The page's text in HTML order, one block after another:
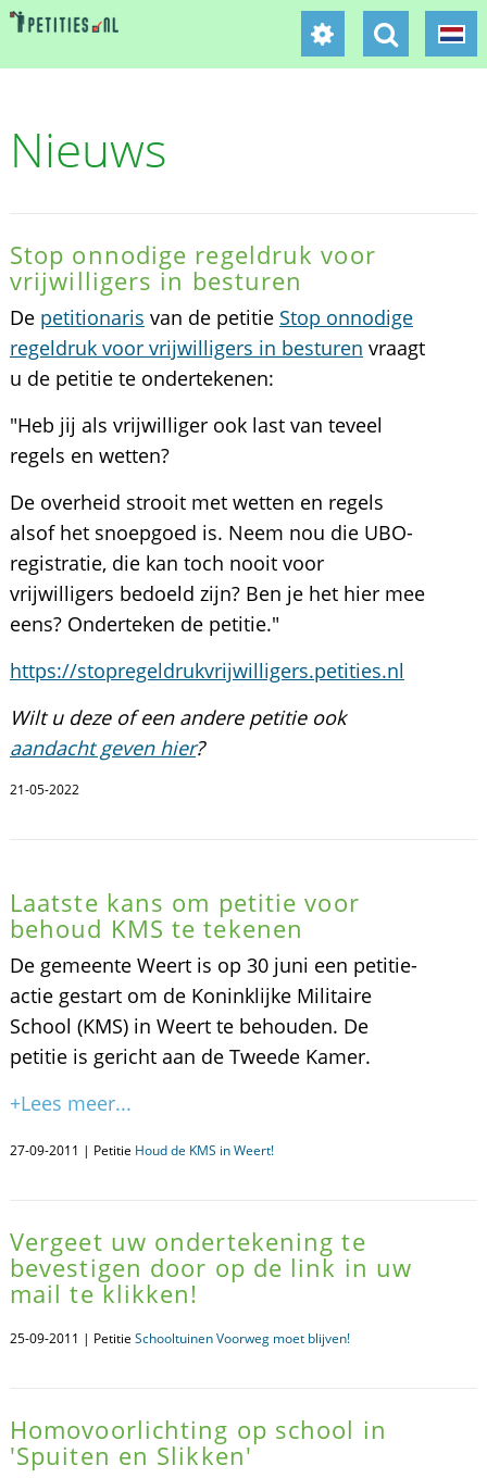
Nieuws
Stop onnodige regeldruk voor
vrijwilligers in besturen
De petitionaris van de petitie Stop onnodige
regeldruk voor vrijwilligers in besturen vraagt
u de petitie te ondertekenen:
"Heb jij als vrijwilliger ook last van teveel
regels en wetten?
De overheid strooit met wetten en regels
alsof het snoepgoed is. Neem nou die UBO-
registratie, die kan toch nooit voor
vrijwilligers bedoeld zijn? Ben je het hier mee
eens? Onderteken de petitie."
https://stopregeldrukvrijwilligers.petities.nl
Wilt u deze of een andere petitie ook
aandacht geven hier?
21-05-2022
Laatste kans om petitie voor
behoud KMS te tekenen
De gemeente Weert is op 30 juni een petitie-
actie gestart om de Koninklijke Militaire
School (KMS) in Weert te behouden. De
petitie is gericht aan de Tweede Kamer.
+Lees meer...
27-09-2011 | Petitie Houd de KMS in Weert!
Vergeet uw ondertekening te
bevestigen door op de link in uw
mail te klikken!
25-09-2011 | Petitie Schooltuinen Voorweg moet blijven!
Homovoorlichting op school in
'Spuiten en Slikken'